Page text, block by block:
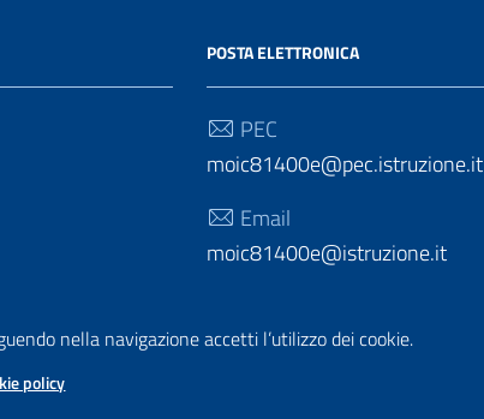
nella navigazione accetti l’utilizzo dei cookie.
policy
POSTA ELETTRONICA
PEC
moic81400e@pec.istruzione.it
Email
moic81400e@istruzione.it